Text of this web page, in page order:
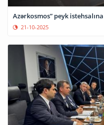
Azərkosmos” peyk
21-10-2025